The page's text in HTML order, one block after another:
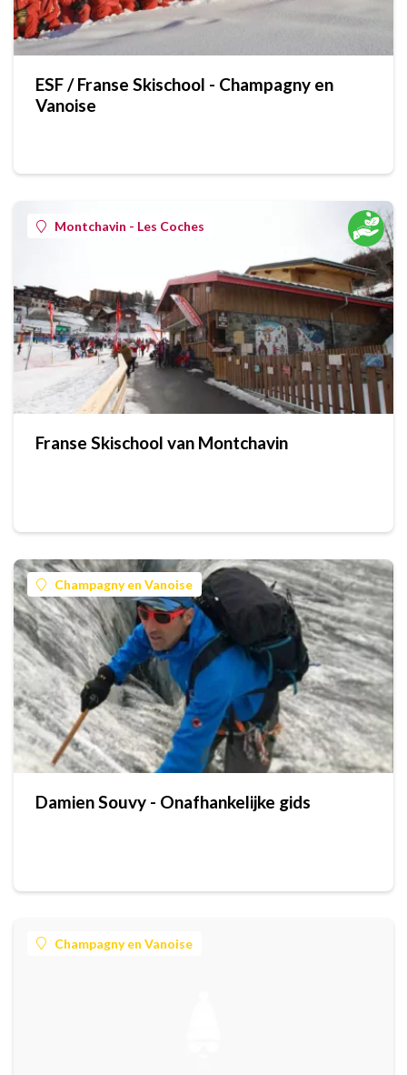
ESF / Franse Skischool - Champagny en
Vanoise
Montchavin - Les Coches
Franse Skischool van Montchavin
Champagny en Vanoise
Damien Souvy - Onafhankelijke gids
Champagny en Vanoise